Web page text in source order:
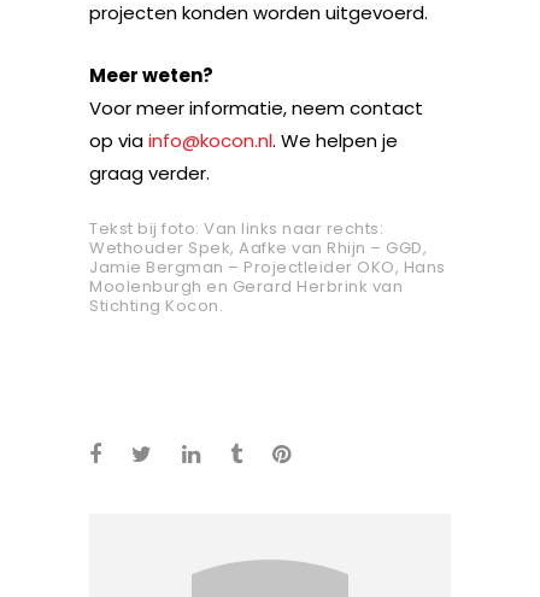
projecten konden worden uitgevoerd.
Meer weten?
Voor meer informatie, neem contact
op viainfo@kocon.nl. We helpen je
graag verder.
Tekst bij foto: Van links naar rechts:
Wethouder Spek, Aafke van Rhijn – GGD,
Jamie Bergman – Projectleider OKO, Hans
Moolenburgh en Gerard Herbrink van
Stichting Kocon.